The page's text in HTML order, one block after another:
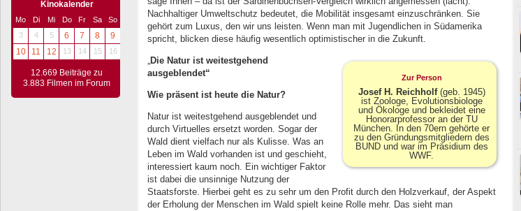
Kinokalender
Mo Di Mi Do Fr Sa
So
3
4 5 6 7 8
9
10
11 12 13 14 15 16
12.669 Beiträge zu
3.883 Filmen im Forum
Nachhaltiger Umweltschutz bedeutet, die Mobilität insgesamt einzuschränken. Sie
gehört zum Luxus, den wir uns leisten. Wenn man mit Jugendlichen in Südamerika
spricht, blicken diese häufig wesentlich optimistischer in die Zukunft.
Zur Person
Josef H. Reichholf(geb. 1945)
ist Zoologe, Evolutionsbiologe
und Ökologe und bekleidet eine
Honorarprofessor an der TU
München. In den 70ern gehörte er
zu den Gründungsmitgliedern des
BUND und war im Präsidium des
WWF.
Die Natur ist weitestgehend
ausgeblendet“
Wie präsent ist heute die Natur?
Natur ist weitestgehend ausgeblendet und
durch Virtuelles ersetzt worden. Sogar der
Wald dient vielfach nur als Kulisse. Was an
Leben im Wald vorhanden ist und geschieht,
interessiert kaum noch. Ein wichtiger Faktor
ist dabei die unsinnige Nutzung der
Staatsforste. Hierbei geht es zu sehr um den Profit durch den Holzverkauf, der Aspekt
der Erholung der Menschen im Wald spielt keine Rolle mehr. Das sieht man